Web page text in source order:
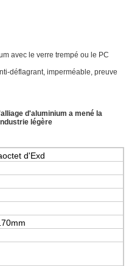
avec le verre trempé ou le PC
déflagrant, imperméable, preuve
d'aluminium a mené la
légère
d'Exd